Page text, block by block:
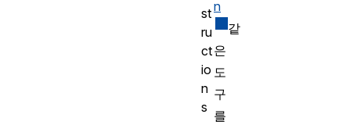
n
같
은
도
구
를
st
ru
ct
io
n
s